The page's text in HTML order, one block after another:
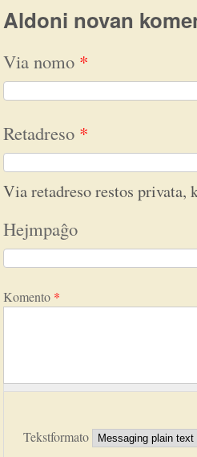
Aldoni novan
Via nomo *
Retadreso *
Via retadreso restos privata,
Hejmpaĝo
Komento *
Tekstformato